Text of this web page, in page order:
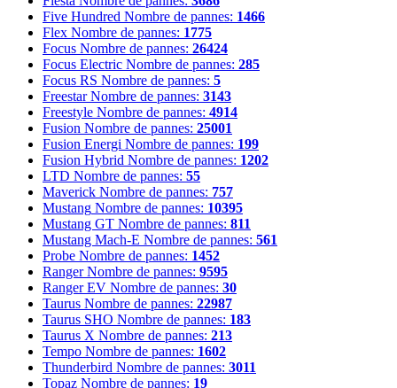
Five Hundred Nombre de pannes: 1466
Flex Nombre de pannes: 1775
Focus Nombre de pannes: 26424
Focus Electric Nombre de pannes: 285
Focus RS Nombre de pannes: 5
Freestar Nombre de pannes: 3143
Freestyle Nombre de pannes: 4914
Fusion Nombre de pannes: 25001
Fusion Energi Nombre de pannes: 199
Fusion Hybrid Nombre de pannes: 1202
LTD Nombre de pannes: 55
Maverick Nombre de pannes: 757
Mustang Nombre de pannes: 10395
Mustang GT Nombre de pannes: 811
Mustang Mach-E Nombre de pannes: 561
Probe Nombre de pannes: 1452
Ranger Nombre de pannes: 9595
Ranger EV Nombre de pannes: 30
Taurus Nombre de pannes: 22987
Taurus SHO Nombre de pannes: 183
Taurus X Nombre de pannes: 213
Tempo Nombre de pannes: 1602
Thunderbird Nombre de pannes: 3011
Topaz Nombre de pannes: 19